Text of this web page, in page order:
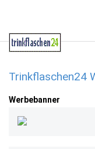
Trinkflaschen24
Werbebanner